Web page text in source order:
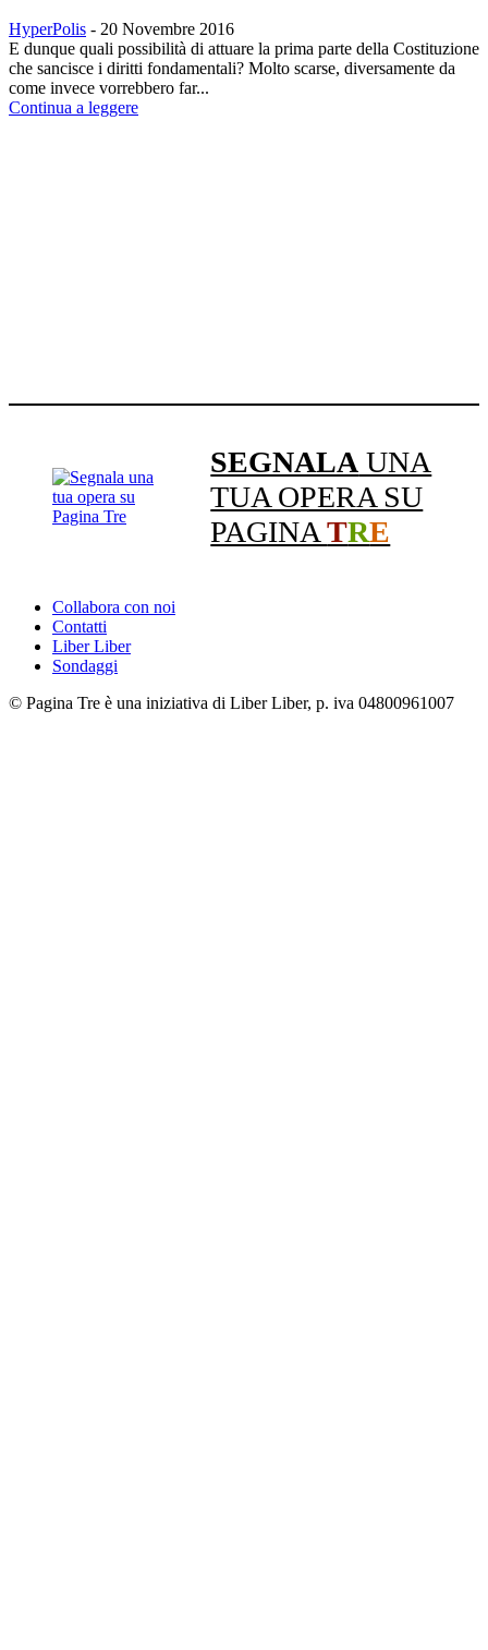
HyperPolis - 20 Novembre 2016
E dunque quali possibilità di attuare la prima parte della Costituzione
che sancisce i diritti fondamentali? Molto scarse, diversamente da
come invece vorrebbero far...
Continua a leggere
SEGNALA UNA
TUA OPERA SU
PAGINATRE
Collabora con noi
Contatti
Liber Liber
Sondaggi
© Pagina Tre è una iniziativa di Liber Liber, p. iva 04800961007